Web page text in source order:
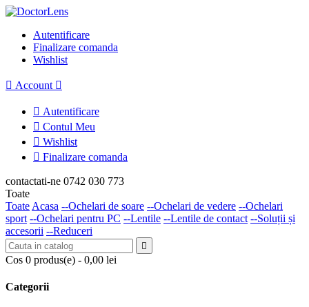
Autentificare
Finalizare comanda
Wishlist
 Account 
 Autentificare
 Contul Meu
 Wishlist
 Finalizare comanda
contactati-ne 0742 030 773
Toate
Toate Acasa --Ochelari de soare --Ochelari de vedere --Ochelari
sport --Ochelari pentru PC --Lentile --Lentile de contact --Soluții și
accesorii --Reduceri

Cos 0 produs(e) - 0,00 lei
Categorii